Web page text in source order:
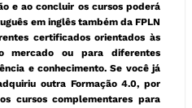
e ao concluir os cursos poderá
em inglês também da FPLN
certificados orientados às
mercado ou para diferentes
e conhecimento. Se você já
outra Formação 4.0, por
cursos complementares para